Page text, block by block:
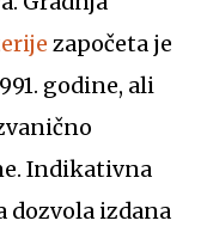
započeta je
godine, ali
Indikativna
dozvola izdana